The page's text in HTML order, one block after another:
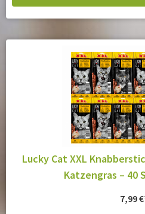
Lucky Cat XXL
Katzengras – 40
7,99€